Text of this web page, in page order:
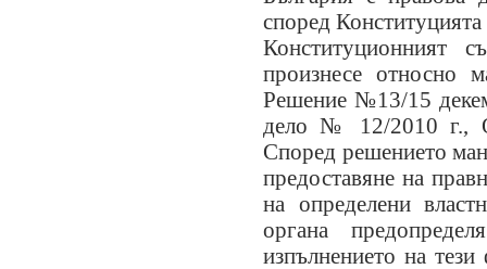
според Конституцията
Конституционният
произнесе относно
Решение №13/15
дело № 12/2010 г.,
Според решението
предоставяне на
на определени
органа
изпълнението на